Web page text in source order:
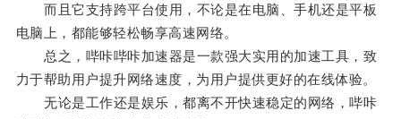
而且它支持跨平台使用，不论是在电脑、手机还是平板
电脑上，都能够轻松畅享高速网络。
总之，哔咔哔咔加速器是一款强大实用的加速工具，致
力于帮助用户提升网络速度，为用户提供更好的在线体验。
无论是工作还是娱乐，都离不开快速稳定的网络，哔咔